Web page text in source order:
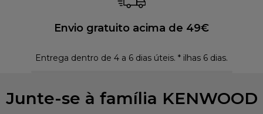
Envio gratuito acima de 49€
Entrega dentro de 4 a 6 dias úteis. * ilhas 6 dias.
Junte-se à família KENWOOD